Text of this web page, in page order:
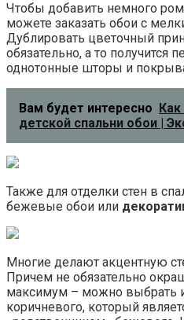
Чтобы добавить немного
можете заказать обои с
Дублировать цветочный
обязательно, а то получится
однотонные шторы и
Вам будет интересно
детской спальни обои |
Также для отделки стен в
бежевые обои или
Многие делают акцентную
Причем не обязательно
максимум – можно выбрать
коричневого, который